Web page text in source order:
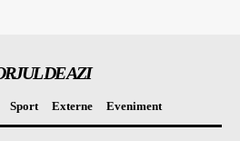
DE AZI
Sport Externe Eveniment